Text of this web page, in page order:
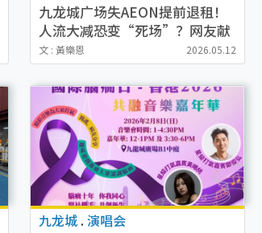
九龙城广场失AEON提前退租！
人流大减恐变“死场”？网友献
计转型做年轻人生意：靠OO有
望翻身
文 : 黃樂恩 2026.05.12
九龙城 . 演唱会